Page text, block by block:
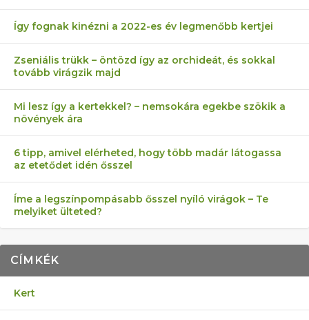
Így fognak kinézni a 2022-es év legmenőbb kertjei
Zseniális trükk – öntözd így az orchideát, és sokkal
tovább virágzik majd
Mi lesz így a kertekkel? – nemsokára egekbe szökik a
növények ára
6 tipp, amivel elérheted, hogy több madár látogassa
az etetődet idén ősszel
Íme a legszínpompásabb ősszel nyíló virágok – Te
melyiket ülteted?
CÍMKÉK
Kert